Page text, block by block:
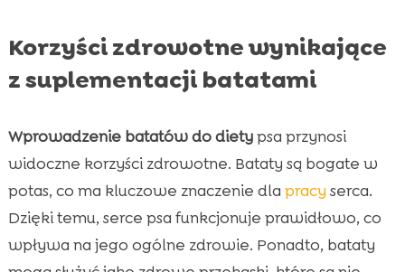
Korzyści zdrowotne wynikające
z suplementacji batatami
Wprowadzenie batatów do dietypsa przynosi
widoczne korzyści zdrowotne. Bataty są bogate w
potas, co ma kluczowe znaczenie dla pracy serca.
Dzięki temu, serce psa funkcjonuje prawidłowo, co
wpływa na jego ogólne zdrowie. Ponadto, bataty